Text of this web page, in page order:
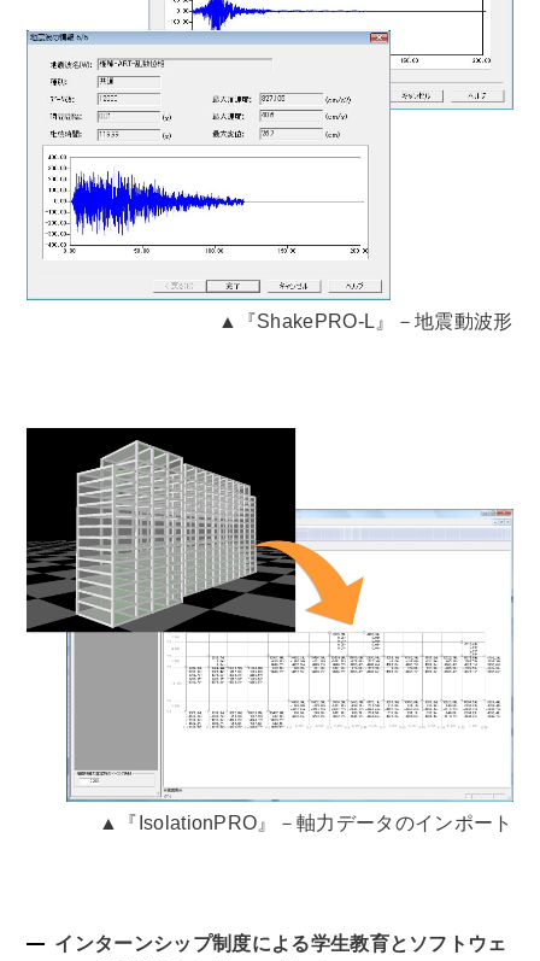
▲『ShakePRO-L』－地震動波形
▲『IsolationPRO』－軸力データのインポート
インターンシップ制度による学生教育とソフトウェ